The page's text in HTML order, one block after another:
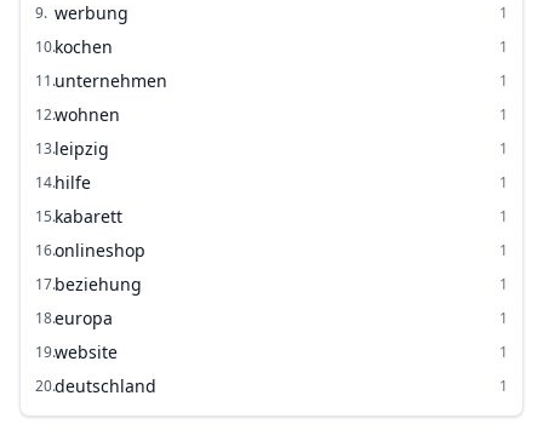
9. werbung
1
10.kochen
1
11.unternehmen
1
12.wohnen
1
13.leipzig
1
14.hilfe
1
15.kabarett
1
16.onlineshop
1
17.beziehung
1
18.europa
1
19.website
1
20.deutschland 1